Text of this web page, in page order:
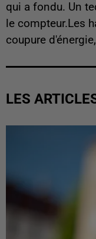
qui a fondu. Un
le compteur.Les
coupure
LES